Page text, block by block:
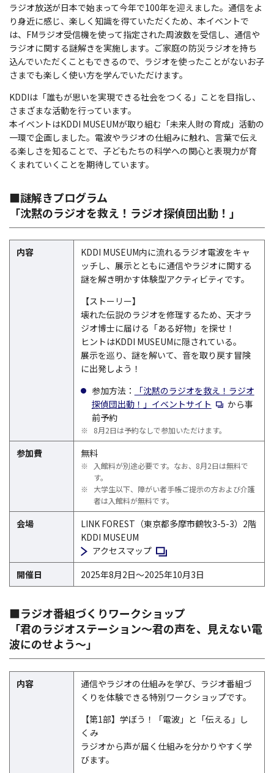
ラジオ放送が日本で始まって今年で100年を迎えました。通信をよ
り身近に感じ、楽しく知識を得ていただくため、本イベントで
は、FMラジオ受信機を使って指定された周波数を受信し、通信や
ラジオに関する謎解きを実施します。ご家庭の防災ラジオを持ち
込んでいただくこともできるので、ラジオを使ったことがないお子
さまでも楽しく使い方を学んでいただけます。
KDDIは「誰もが思いを実現できる社会をつくる」ことを目指し、
さまざまな活動を行っています。
本イベントはKDDI MUSEUMが取り組む「未来人財の育成」活動の
一環で企画しました。電波やラジオの仕組みに触れ、言葉で伝え
る楽しさを知ることで、子どもたちの科学への関心と表現力が育
くまれていくことを期待しています。
■謎解きプログラム
「沈黙のラジオを救え！ラジオ探偵団出動！」
内容
KDDI MUSEUM内に流れるラジオ電波をキャ
ッチし、展示とともに通信やラジオに関する
謎を解き明かす体験型アクティビティです。
【ストーリー】
壊れた伝説のラジオを修理するため、天才ラ
ジオ博士に届ける「ある好物」を探せ！
ヒントはKDDI MUSEUMに隠されている。
展示を巡り、謎を解いて、音を取り戻す冒険
に出発しよう！
参加方法：
「沈黙のラジオを救え！ラジオ
探偵団出動！」イベントサイト 新規ウィンド
から事
前予約
※ 8月2日は予約なしで参加いただけます。
参加費 無料
※
入館料が別途必要です。なお、8月2日は無料で
す。
※
大学生以下、障がい者手帳ご提示の方および介護
者は入館料が無料です。
会場
LINK FOREST（東京都多摩市鶴牧3-5-3）2階
KDDI MUSEUM
アクセスマップ新規ウィンドウで開く
開催日
2025年8月2日～2025年10月3日
■ラジオ番組づくりワークショップ
「君のラジオステーション～君の声を、見えない電
波にのせよう～」
内容
通信やラジオの仕組みを学び、ラジオ番組づ
くりを体験できる特別ワークショップです。
【第1部】学ぼう！「電波」と「伝える」し
くみ
ラジオから声が届く仕組みを分かりやすく学
びます。